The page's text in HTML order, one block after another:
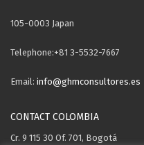
105-0003 Japan
Telephone:+81 3-5532-7667
Email: info@ghmconsultores.es
CONTACT COLOMBIA
Cr. 9 115 30 Of. 701, Bogotá